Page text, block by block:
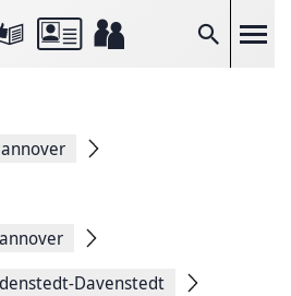
Suche
Davenstedt